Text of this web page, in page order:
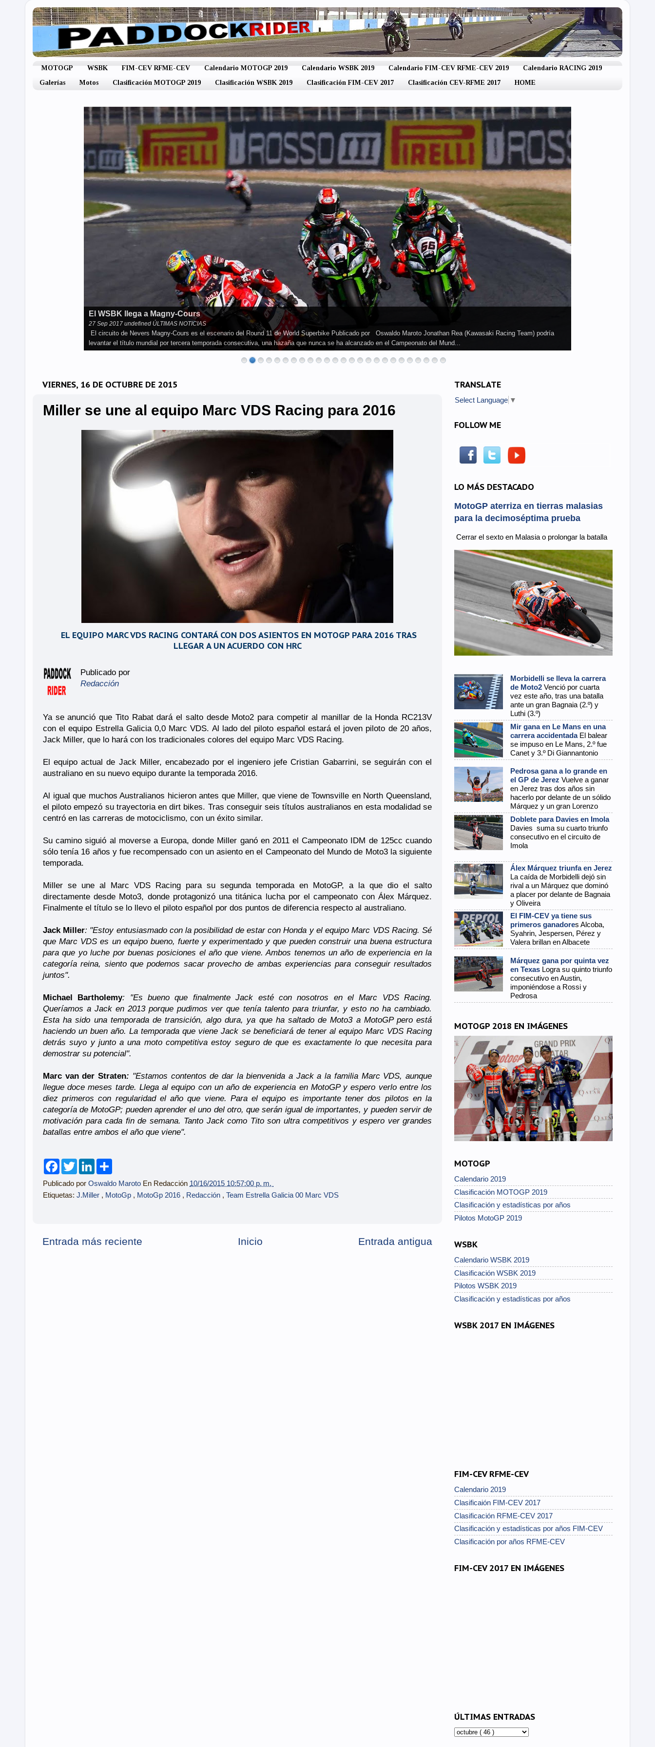
MOTOGP WSBK FIM-CEV RFME-CEV Calendario MOTOGP 2019 Calendario WSBK 2019 Calendario FIM-CEV RFME-CEV 2019
Calendario RACING 2019
Galerías
Motos Clasificación MOTOGP 2019 Clasificación WSBK 2019 Clasificación FIM-CEV 2017 Clasificación CEV-RFME 2017 HOME
El WSBK llega a Magny-Cours
27 Sep 2017 undefined ÚLTIMAS NOTICIAS
El circuito de Nevers Magny-Cours es el escenario del Round 11 de World Superbike Publicado por Oswaldo Maroto Jonathan Rea (Kawasaki Racing Team) podría
levantar el título mundial por tercera temporada consecutiva, una hazaña que nunca se ha alcanzado en el Campeonato del Mund...
VIERNES, 16 DE OCTUBRE DE 2015
Miller se une al equipo Marc VDS Racing para 2016
EL EQUIPO MARC VDS RACING CONTARÁ CON DOS ASIENTOS EN MOTOGP PARA 2016 TRAS
LLEGAR A UN ACUERDO CON HRC
Publicado por
Redacción
Ya se anunció que Tito Rabat dará el salto desde Moto2 para competir al manillar de la Honda RC213V
con el equipo Estrella Galicia 0,0 Marc VDS. Al lado del piloto español estará el joven piloto de 20 años,
Jack Miller, que lo hará con los tradicionales colores del equipo Marc VDS Racing.
El equipo actual de Jack Miller, encabezado por el ingeniero jefe Cristian Gabarrini, se seguirán con el
australiano en su nuevo equipo durante la temporada 2016.
Al igual que muchos Australianos hicieron antes que Miller, que viene de Townsville en North Queensland,
el piloto empezó su trayectoria en dirt bikes. Tras conseguir seis títulos australianos en esta modalidad se
centró en las carreras de motociclismo, con un éxito similar.
Su camino siguió al moverse a Europa, donde Miller ganó en 2011 el Campeonato IDM de 125cc cuando
sólo tenía 16 años y fue recompensado con un asiento en el Campeonato del Mundo de Moto3 la siguiente
temporada.
Miller se une al Marc VDS Racing para su segunda temporada en MotoGP, a la que dio el salto
directamente desde Moto3, donde protagonizó una titánica lucha por el campeonato con Álex Márquez.
Finalmente el título se lo llevo el piloto español por dos puntos de diferencia respecto al australiano.
Jack Miller: "Estoy entusiasmado con la posibilidad de estar con Honda y el equipo Marc VDS Racing. Sé
que Marc VDS es un equipo bueno, fuerte y experimentado y que pueden construir una buena estructura
para que yo luche por buenas posiciones el año que viene. Ambos tenemos un año de experiencia en la
categoría reina, siento que podemos sacar provecho de ambas experiencias para conseguir resultados
juntos".
Michael Bartholemy: "Es bueno que finalmente Jack esté con nosotros en el Marc VDS Racing.
Queríamos a Jack en 2013 porque pudimos ver que tenía talento para triunfar, y esto no ha cambiado.
Esta ha sido una temporada de transición, algo dura, ya que ha saltado de Moto3 a MotoGP pero está
haciendo un buen año. La temporada que viene Jack se beneficiará de tener al equipo Marc VDS Racing
detrás suyo y junto a una moto competitiva estoy seguro de que es exactamente lo que necesita para
demostrar su potencial".
Marc van der Straten: "Estamos contentos de dar la bienvenida a Jack a la familia Marc VDS, aunque
llegue doce meses tarde. Llega al equipo con un año de experiencia en MotoGP y espero verlo entre los
diez primeros con regularidad el año que viene. Para el equipo es importante tener dos pilotos en la
categoría de MotoGP; pueden aprender el uno del otro, que serán igual de importantes, y pueden servir de
motivación para cada fin de semana. Tanto Jack como Tito son ultra competitivos y espero ver grandes
batallas entre ambos el año que viene".
F
e
b
T
w
t
t
L
k
e
r
e
Publicado por Oswaldo Maroto En Redacción 10/16/2015 10:57:00 p. m.
Etiquetas: J.Miller , MotoGp , MotoGp 2016 , Redacción , Team Estrella Galicia 00 Marc VDS
Entrada más reciente Entrada antigua
Inicio
TRANSLATE
Select Language ▼
FOLLOW ME
LO MÁS DESTACADO
MotoGP aterriza en tierras malasias
para la decimoséptima prueba
Cerrar el sexto en Malasia o prolongar la batalla
Morbidelli se lleva la carrera
de Moto2 Venció por cuarta
vez este año, tras una batalla
ante un gran Bagnaia (2.º) y
Luthi (3.º)
Mir gana en Le Mans en una
carrera accidentada El balear
se impuso en Le Mans, 2.º fue
Canet y 3.º Di Giannantonio
Pedrosa gana a lo grande en
el GP de Jerez Vuelve a ganar
en Jerez tras dos años sin
hacerlo por delante de un sólido
Márquez y un gran Lorenzo
Doblete para Davies en Imola
Davies suma su cuarto triunfo
consecutivo en el circuito de
Imola
Álex Márquez triunfa en Jerez
La caída de Morbidelli dejó sin
rival a un Márquez que dominó
a placer por delante de Bagnaia
y Oliveira
El FIM-CEV ya tiene sus
primeros ganadores Alcoba,
Syahrin, Jespersen, Pérez y
Valera brillan en Albacete
Márquez gana por quinta vez
en Texas Logra su quinto triunfo
consecutivo en Austin,
imponiéndose a Rossi y
Pedrosa
MOTOGP 2018 EN IMÁGENES
MOTOGP
Calendario 2019
Clasificación MOTOGP 2019
Clasificación y estadísticas por años
Pilotos MotoGP 2019
WSBK
Calendario WSBK 2019
Clasificación WSBK 2019
Pilotos WSBK 2019
Clasificación y estadísticas por años
WSBK 2017 EN IMÁGENES
FIM-CEV RFME-CEV
Calendario 2019
Clasificaión FIM-CEV 2017
Clasificación RFME-CEV 2017
Clasificación y estadísticas por años FIM-CEV
Clasificación por años RFME-CEV
FIM-CEV 2017 EN IMÁGENES
ÚLTIMAS ENTRADAS